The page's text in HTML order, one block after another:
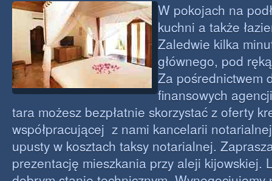
W pokojach na
kuchni a także
Zaledwie kilka
głównego, pod
Za pośrednictwem
finansowych
tara możesz bezpłatnie skorzystać z oferty
współpracującej z nami kancelarii
upusty w kosztach taksy notarialnej.
prezentację mieszkania przy aleji kijowskiej.